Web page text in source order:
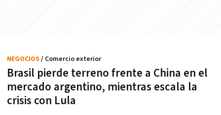
Brasil pierde terreno frente a China en el
mercado argentino, mientras escala la
crisis con Lula
NEGOCIOS / Comercio exterior